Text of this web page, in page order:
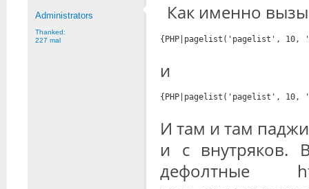
Administrators
Thanked:
227 mal
Как именно
{PHP|pagelist('pagelist',
и
{PHP|pagelist('pagelist',
И там и там
и с внутряков.
дефолтные